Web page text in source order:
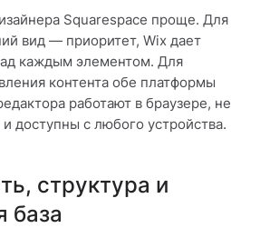
Squarespace проще. Для
вид — приоритет, Wix дает
каждым элементом. Для
контента обе платформы
работают в браузере, не
доступны с любого устройства.
структура и
база